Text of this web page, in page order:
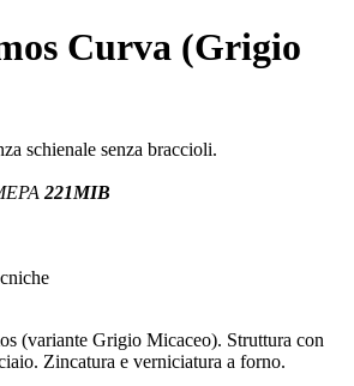
Curva (Grigio
schienale senza braccioli.
221MIB
(variante Grigio Micaceo). Struttura con
Zincatura e verniciatura a forno.